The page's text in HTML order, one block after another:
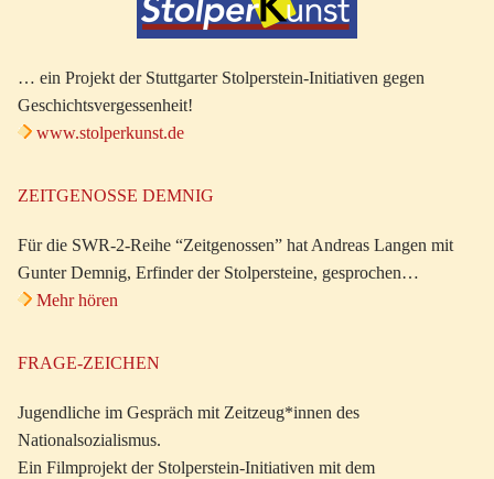
… ein Projekt der Stuttgarter Stolperstein-Initiativen gegen
Geschichtsvergessenheit!
www.stolperkunst.de
ZEITGENOSSE DEMNIG
Für die SWR-2-Reihe “Zeitgenossen” hat Andreas Langen mit
Gunter Demnig, Erfinder der Stolpersteine, gesprochen…
Mehr hören
FRAGE-ZEICHEN
Jugendliche im Gespräch mit Zeitzeug*innen des
Nationalsozialismus.
Ein Filmprojekt der Stolperstein-Initiativen mit dem